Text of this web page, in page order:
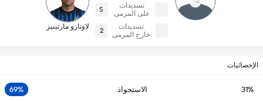
تسديدات
على المرمى
5
تسديدات
خارج المرمى
2 لاوتارو مارتينيز
الإحصائيات
31% الاستحواذ 69%